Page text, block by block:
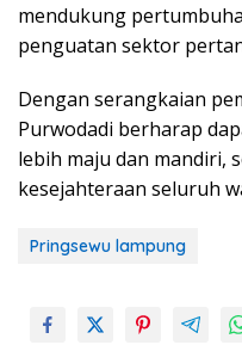
mendukung
penguatan sektor
Dengan serangkaian
Purwodadi berharap
lebih maju dan mandiri,
kesejahteraan seluruh
Pringsewu lampung